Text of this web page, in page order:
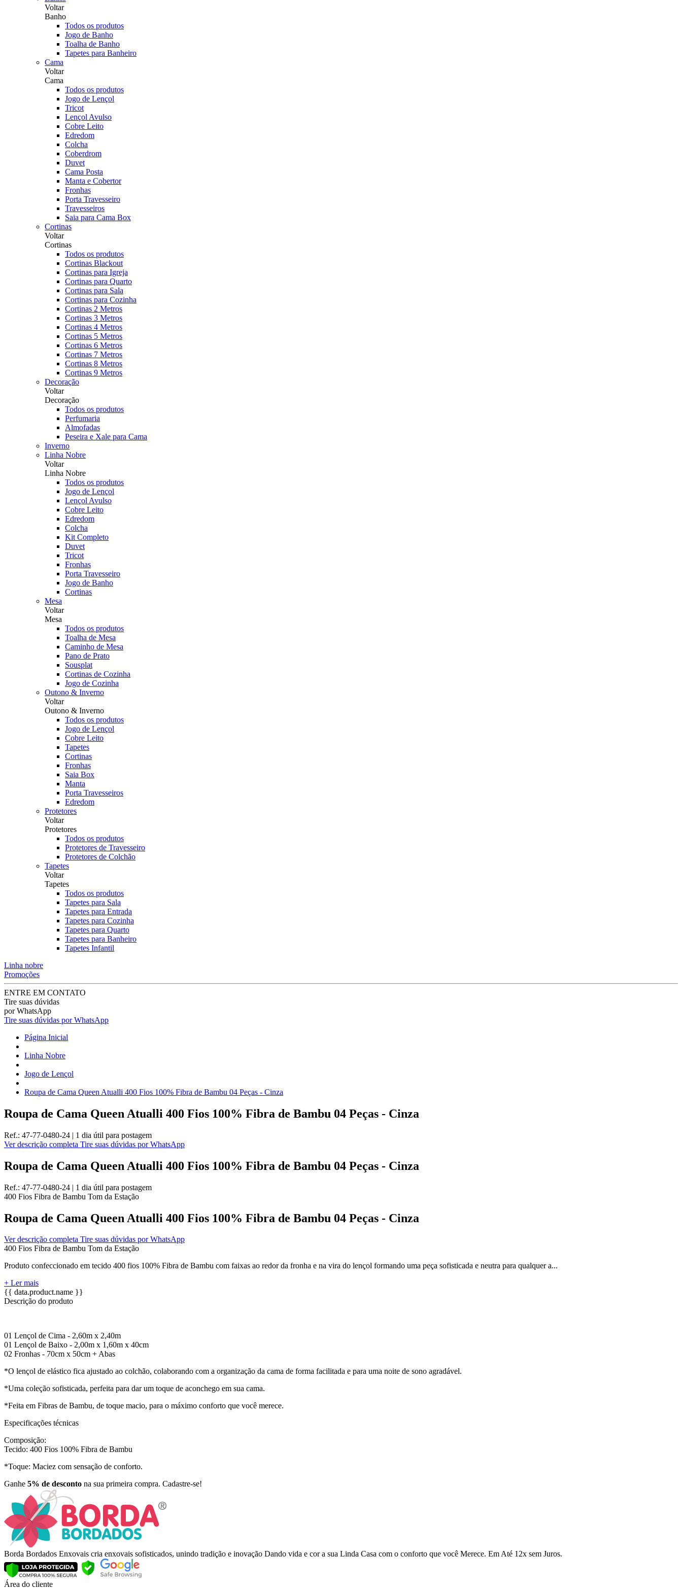
Voltar
Banho
Todos os produtos
Jogo de Banho
Toalha de Banho
Tapetes para Banheiro
Cama
Voltar
Cama
Todos os produtos
Jogo de Lençol
Tricot
Lençol Avulso
Cobre Leito
Edredom
Colcha
Coberdrom
Duvet
Cama Posta
Manta e Cobertor
Fronhas
Porta Travesseiro
Travesseiros
Saia para Cama Box
Cortinas
Voltar
Cortinas
Todos os produtos
Cortinas Blackout
Cortinas para Igreja
Cortinas para Quarto
Cortinas para Sala
Cortinas para Cozinha
Cortinas 2 Metros
Cortinas 3 Metros
Cortinas 4 Metros
Cortinas 5 Metros
Cortinas 6 Metros
Cortinas 7 Metros
Cortinas 8 Metros
Cortinas 9 Metros
Decoração
Voltar
Decoração
Todos os produtos
Perfumaria
Almofadas
Peseira e Xale para Cama
Inverno
Linha Nobre
Voltar
Linha Nobre
Todos os produtos
Jogo de Lençol
Lençol Avulso
Cobre Leito
Edredom
Colcha
Kit Completo
Duvet
Tricot
Fronhas
Porta Travesseiro
Jogo de Banho
Cortinas
Mesa
Voltar
Mesa
Todos os produtos
Toalha de Mesa
Caminho de Mesa
Pano de Prato
Sousplat
Cortinas de Cozinha
Jogo de Cozinha
Outono & Inverno
Voltar
Outono & Inverno
Todos os produtos
Jogo de Lençol
Cobre Leito
Tapetes
Cortinas
Fronhas
Saia Box
Manta
Porta Travesseiros
Edredom
Protetores
Voltar
Protetores
Todos os produtos
Protetores de Travesseiro
Protetores de Colchão
Tapetes
Voltar
Tapetes
Todos os produtos
Tapetes para Sala
Tapetes para Entrada
Tapetes para Cozinha
Tapetes para Quarto
Tapetes para Banheiro
Tapetes Infantil
Linha nobre
Promoções
ENTRE EM CONTATO
Tire suas dúvidas
por WhatsApp
Tire suas dúvidas por WhatsApp
Página Inicial
Linha Nobre
Jogo de Lençol
Roupa de Cama Queen Atualli 400 Fios 100% Fibra de Bambu 04 Peças - Cinza
Roupa de Cama Queen Atualli 400 Fios 100% Fibra de Bambu 04 Peças - Cinza
Ref.: 47-77-0480-24 | 1 dia útil para postagem
Ver descrição completa Tire suas dúvidas por WhatsApp
Roupa de Cama Queen Atualli 400 Fios 100% Fibra de Bambu 04 Peças - Cinza
Ref.: 47-77-0480-24 | 1 dia útil para postagem
400 Fios Fibra de Bambu Tom da Estação
Roupa de Cama Queen Atualli 400 Fios 100% Fibra de Bambu 04 Peças - Cinza
Ver descrição completa Tire suas dúvidas por WhatsApp
400 Fios Fibra de Bambu Tom da Estação
Produto confeccionado em tecido 400 fios 100% Fibra de Bambu com faixas ao redor da fronha e na vira do lençol formando uma peça sofisticada e neutra para qualquer a...
+ Ler mais
{{ data.product.name }}
Descrição do produto
01 Lençol de Cima - 2,60m x 2,40m
01 Lençol de Baixo - 2,00m x 1,60m x 40cm
02 Fronhas - 70cm x 50cm + Abas
*O lençol de elástico fica ajustado ao colchão, colaborando com a organização da cama de forma facilitada e para uma noite de sono agradável.
*Uma coleção sofisticada, perfeita para dar um toque de aconchego em sua cama.
*Feita em Fibras de Bambu, de toque macio, para o máximo conforto que você merece.
Especificações técnicas
Composição:
Tecido: 400 Fios 100% Fibra de Bambu
*Toque: Maciez com sensação de conforto.
Ganhe 5% de desconto na sua primeira compra. Cadastre-se!
Borda Bordados Enxovais cria enxovais sofisticados, unindo tradição e inovação Dando vida e cor a sua Linda Casa com o conforto que você Merece. Em Até 12x sem Juros.
Área do cliente